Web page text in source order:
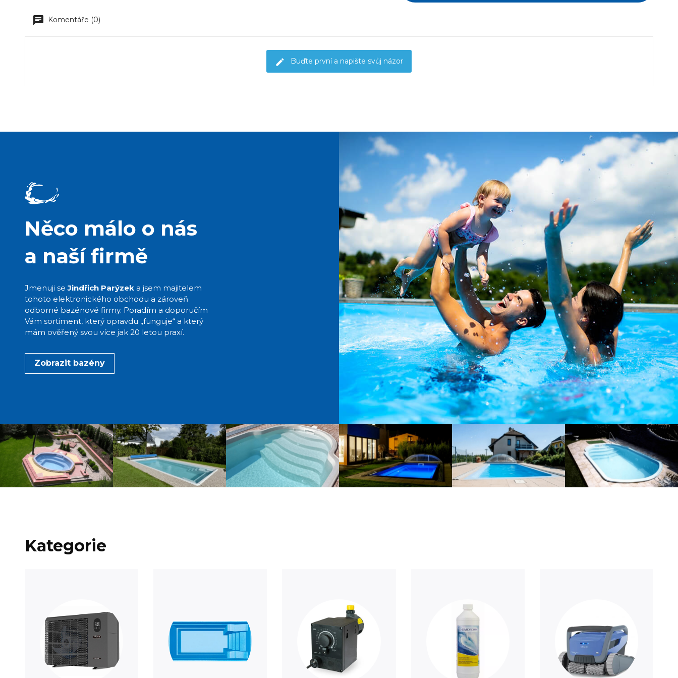
Komentáře (0)
Buďte první a napište svůj názor
Něco málo o nás
a naší firmě
Jmenuji seJindřich Parýzeka jsem majitelem
tohoto elektronického obchodu a zároveň
odborné bazénové firmy. Poradím a doporučím
Vám sortiment, který opravdu „funguje“ a který
mám ověřený svou více jak 20 letou praxí.
Zobrazit bazény
Kategorie